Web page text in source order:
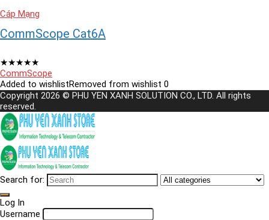
Cáp Mạng
CommScope Cat6A
★★★★★
CommScope
Added to wishlistRemoved from wishlist 0
Copyright 2026 © PHU YEN XANH SOLUTION CO., LTD. All rights
reserved.
Search for:
Log In
Username